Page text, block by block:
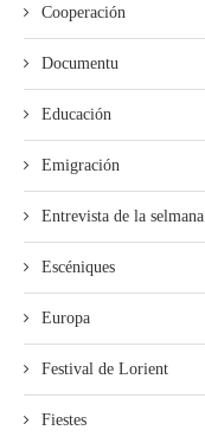
Cooperación
Documentu
Educación
Emigración
Entrevista de la selmana
Escéniques
Europa
Festival de Lorient
Fiestes